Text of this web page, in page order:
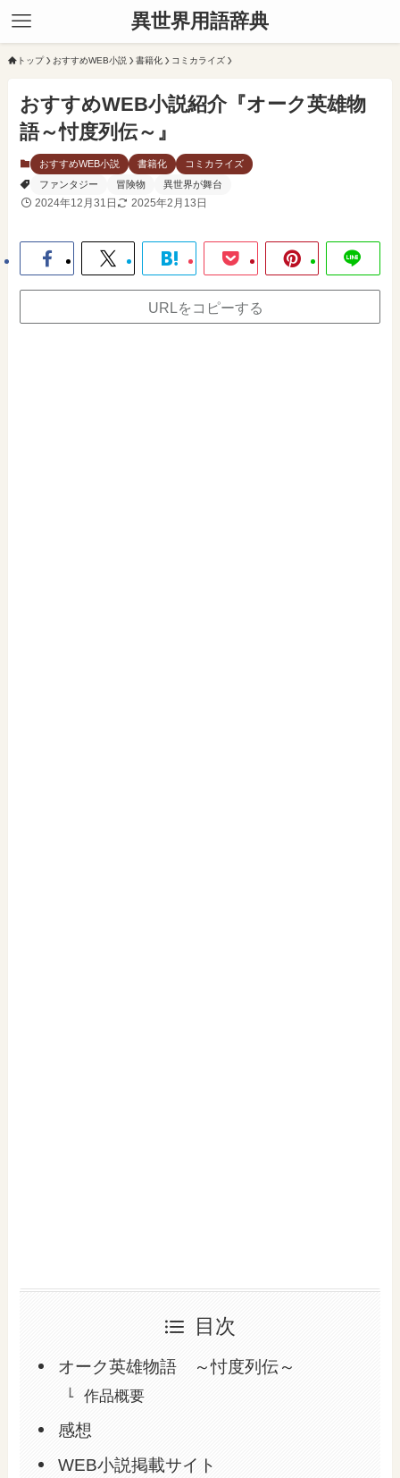
異世界用語辞典
トップ おすすめWEB小説 書籍化 コミカライズ
おすすめWEB小説紹介『オーク英雄物
語～忖度列伝～』
おすすめWEB小説 書籍化
コミカライズ
ファンタジー
冒険物 異世界が舞台
2024年12月31日 2025年2月13日
URLをコピーする
目次
オーク英雄物語 ～忖度列伝～
作品概要
感想
WEB小説掲載サイト